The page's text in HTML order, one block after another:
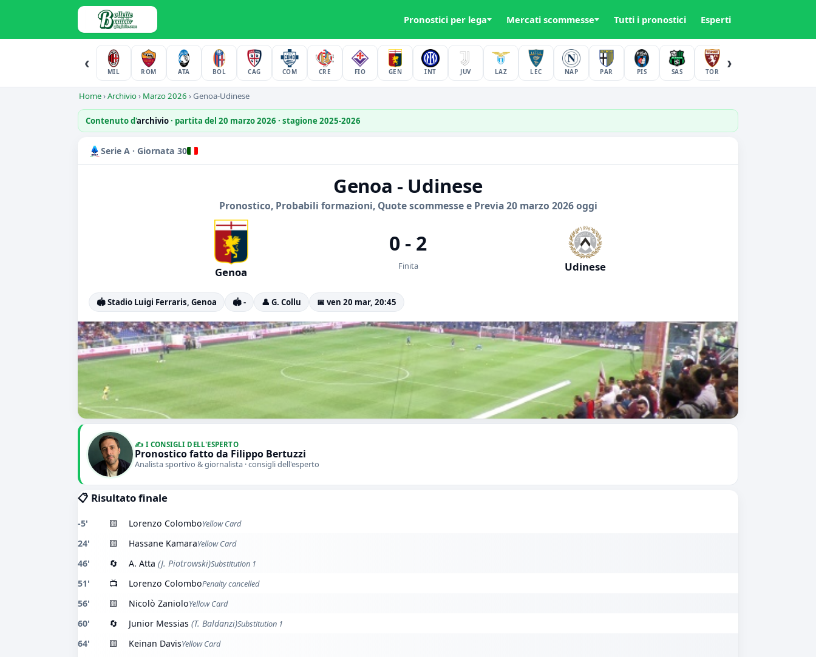
Pronostici per lega Mercati scommesse Tutti i pronostici Esperti
‹
MIL ROM ATA BOL CAG COM CRE FIO GEN INT JUV LAZ LEC NAP PAR PIS SAS TOR
›
Home›Archivio› Marzo 2026 ›Genoa-Udinese
Contenuto d'archivio· partita del 20 marzo 2026 · stagione 2025-2026
Serie A · Giornata 30
Genoa - Udinese
Pronostico, Probabili formazioni, Quote scommesse e Previa 20 marzo 2026 oggi
Genoa
0 - 2
Finita Udinese
🏟️ Stadio Luigi Ferraris, Genoa 🏟️ - 👤 G. Collu 📅 ven 20 mar, 20:45
✍️ I CONSIGLI DELL'ESPERTO
Pronostico fatto da Filippo Bertuzzi
Analista sportivo & giornalista · consigli dell'esperto
📋 Risultato finale
-5' 🟨 Lorenzo ColomboYellow Card
24' 🟨 Hassane KamaraYellow Card
46' 🔄 A. Atta (J. Piotrowski)Substitution 1
51' 📺 Lorenzo ColomboPenalty cancelled
56' 🟨 Nicolò ZanioloYellow Card
60' 🔄 Junior Messias (T. Baldanzi)Substitution 1
64' 🟨 Keinan DavisYellow Card